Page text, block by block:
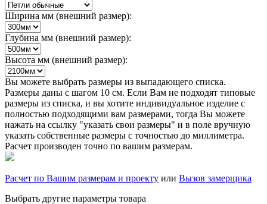
Ширина мм (внешний размер):
Глубина мм (внешний размер):
Высота мм (внешний размер):
Вы можете выбрать размеры из выпадающего списка.
Размеры даны с шагом 10 см. Если Вам не подходят типовые
размеры из списка, и вы хотите индивидуальное изделие с
полностью подходящими вам размерами, тогда Вы можете
нажать на ссылку "указать свои размеры" и в поле вручную
указать собственные размеры с точностью до миллиметра.
Расчет производен точно по вашим размерам.
Расчет по Вашим размерам и проекту или Вызов замерщика
Выбрать другие параметры товара